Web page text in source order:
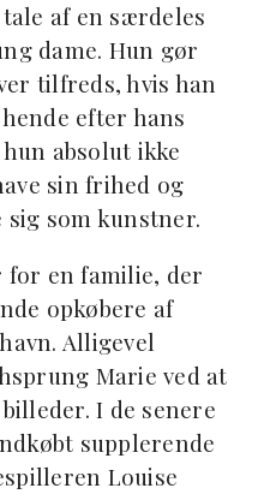
af en særdeles
dame. Hun gør
tilfreds, hvis han
efter hans
absolut ikke
sin frihed og
som kunstner.
en familie, der
opkøbere af
Alligevel
Marie ved at
I de senere
supplerende
Louise